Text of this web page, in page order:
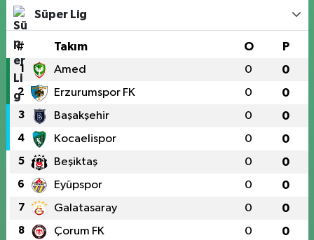
Süper Lig
# Takım O P
1 Amed 0 0
2 Erzurumspor FK 0 0
3 Başakşehir 0 0
4 Kocaelispor 0 0
5 Beşiktaş 0 0
6 Eyüpspor 0 0
7 Galatasaray 0 0
8 Çorum FK 0 0